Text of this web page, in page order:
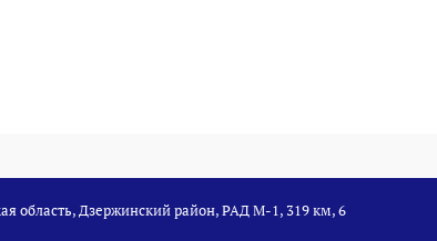
область, Дзержинский район, РАД М-1, 319 км, 6